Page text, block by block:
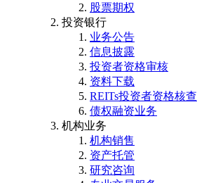
股票期权
投资银行
业务公告
信息披露
投资者资格审核
资料下载
REITs投资者资格核查
债权融资业务
机构业务
机构销售
资产托管
研究咨询